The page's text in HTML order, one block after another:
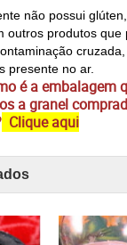
não possui
outros produtos que
presente no ar.
é a embalagem
a granel
Clique aqui